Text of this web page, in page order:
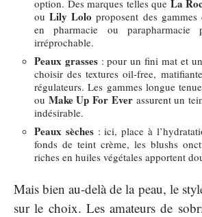
option. Des marques telles que La
ouLily Lolo proposent des
en pharmacie ou parapharmacie
irréprochable.
Peaux grasses: pour un fini mat et
choisir des textures oil-free,
régulateurs. Les gammes longue
ou Make Up For Everassurent un
indésirable.
Peaux sèches: ici, place à
fonds de teint crème, les blushs
riches en huiles végétales apportent
Mais bien au-delà de la peau, le
sur le choix. Les amateurs de